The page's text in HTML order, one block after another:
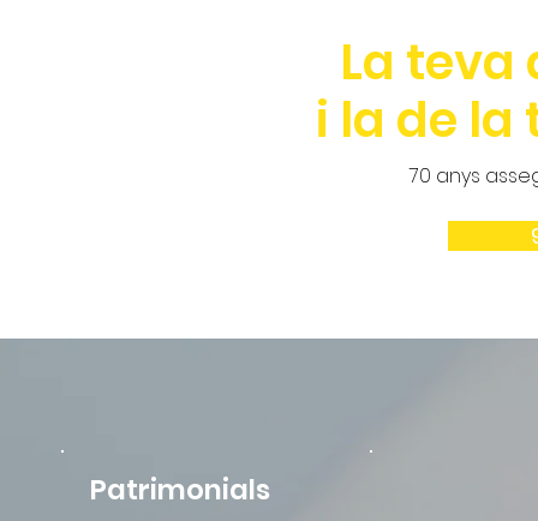
La
i la de la
70 anys
Patrimonials